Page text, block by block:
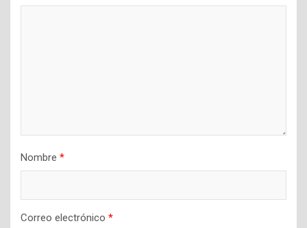
Nombre *
Correo electrónico *